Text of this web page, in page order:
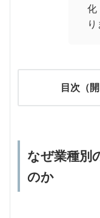
化
り
目次（
なぜ業種別
のか